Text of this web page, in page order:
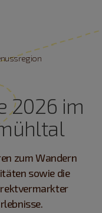
2026 im
zum Wandern
sowie die